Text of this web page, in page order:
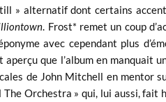
» alternatif dont certains
. Frost* remet un coup
avec cependant plus
aperçu que l’album en manquait
de John Mitchell en mentor
The Orchestra » qui, lui aussi,